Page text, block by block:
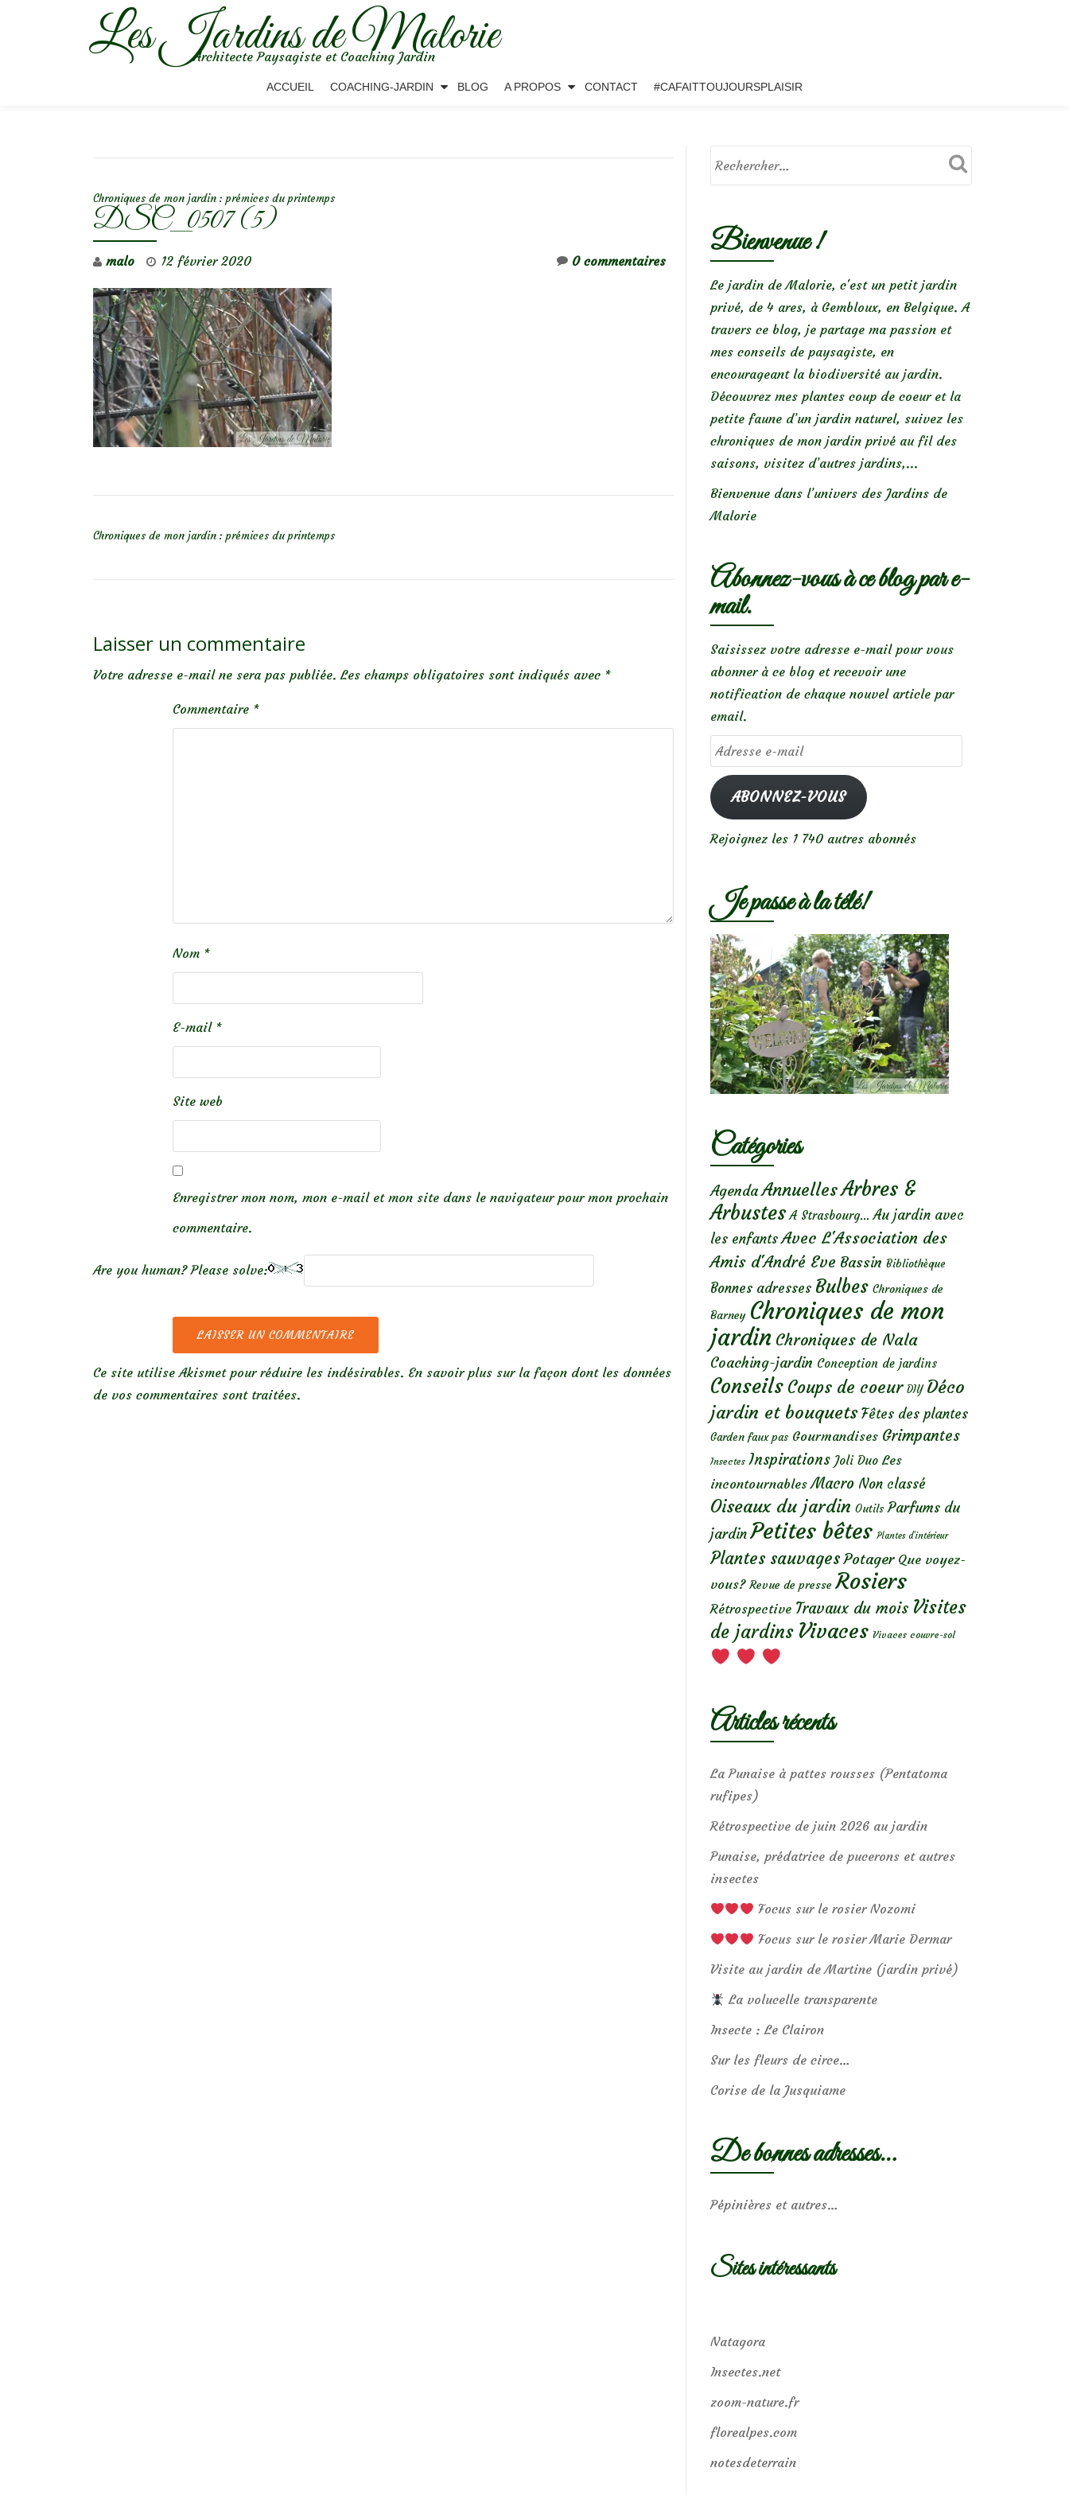
Les Jardins de Malorie
Architecte Paysagiste et Coaching Jardin
ACCUEIL COACHING-JARDIN BLOG A PROPOS CONTACT #CAFAITTOUJOURSPLAISIR
Chroniques de mon jardin : prémices du printemps
DSC_0507 (5)
malo 12 février 2020 0 commentaires
Chroniques de mon jardin : prémices du printemps
Laisser un commentaire
Votre adresse e-mail ne sera pas publiée. Les champs obligatoires sont indiqués avec *
Commentaire *
Nom *
E-mail *
Site web
Enregistrer mon nom, mon e-mail et mon site dans le navigateur pour mon prochain
commentaire.
Are you human? Please solve:
Ce site utilise Akismet pour réduire les indésirables. En savoir plus sur la façon dont les données
de vos commentaires sont traitées.
Bienvenue !
Le jardin de Malorie, c'est un petit jardin
privé, de 4 ares, à Gembloux, en Belgique. A
travers ce blog, je partage ma passion et
mes conseils de paysagiste, en
encourageant la biodiversité au jardin.
Découvrez mes plantes coup de coeur et la
petite faune d’un jardin naturel, suivez les
chroniques de mon jardin privé au fil des
saisons, visitez d’autres jardins,...
Bienvenue dans l’univers des Jardins de
Malorie
Abonnez-vous à ce blog par e-
mail.
Saisissez votre adresse e-mail pour vous
abonner à ce blog et recevoir une
notification de chaque nouvel article par
email.
Adresse
e-
mailABONNEZ-VOUS
Rejoignez les 1 740 autres abonnés
Je passe à la télé!
Catégories
Agenda AnnuellesArbres &
Arbustes A Strasbourg... Au jardin avec
les enfants Avec L'Association des
Amis d'André Eve Bassin Bibliothèque
Bonnes adresses Bulbes Chroniques de
Barney Chroniques de mon
jardin Chroniques de Nala
Coaching-jardin Conception de jardins
Conseils Coups de coeur DIY Déco
jardin et bouquets Fêtes des plantes
Garden faux pas Gourmandises Grimpantes
Insectes Inspirations Joli Duo Les
incontournables Macro Non classé
Oiseaux du jardin Outils Parfums du
jardin Petites bêtes Plantes d’intérieur
Plantes sauvages Potager Que voyez-
vous? Revue de presse Rosiers
Rétrospective Travaux du mois Visites
de jardins Vivaces Vivaces couvre-sol
Articles récents
La Punaise à pattes rousses (Pentatoma
rufipes)
Rétrospective de juin 2026 au jardin
Punaise, prédatrice de pucerons et autres
insectes
Focus sur le rosier Nozomi
Focus sur le rosier Marie Dermar
Visite au jardin de Martine (jardin privé)
La volucelle transparente
Insecte : Le Clairon
Sur les fleurs de circe…
Corise de la Jusquiame
De bonnes adresses…
Pépinières et autres…
Sites intéressants
Natagora
Insectes.net
zoom-nature.fr
florealpes.com
notesdeterrain